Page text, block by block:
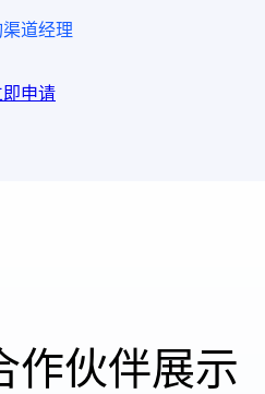
渠道经理
即申请
作伙伴展示